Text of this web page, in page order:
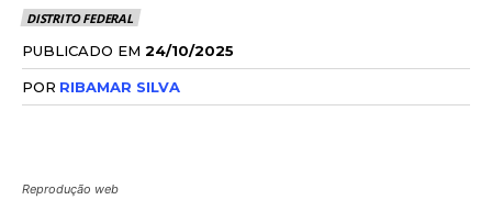
DISTRITO FEDERAL
PUBLICADO EM 24/10/2025
POR RIBAMAR SILVA
Reprodução web